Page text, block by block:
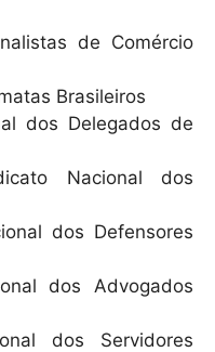
de Comércio
Brasileiros
dos Delegados de
Nacional dos
dos Defensores
dos Advogados
dos Servidores